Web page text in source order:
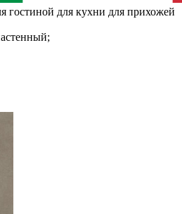
гостиной для кухни для прихожей